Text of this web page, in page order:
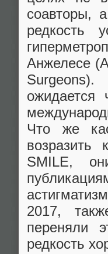
соавторы,
редкость
Анжелесе
ожидается
Что же
SMILE,
2017,
переняли
редкость